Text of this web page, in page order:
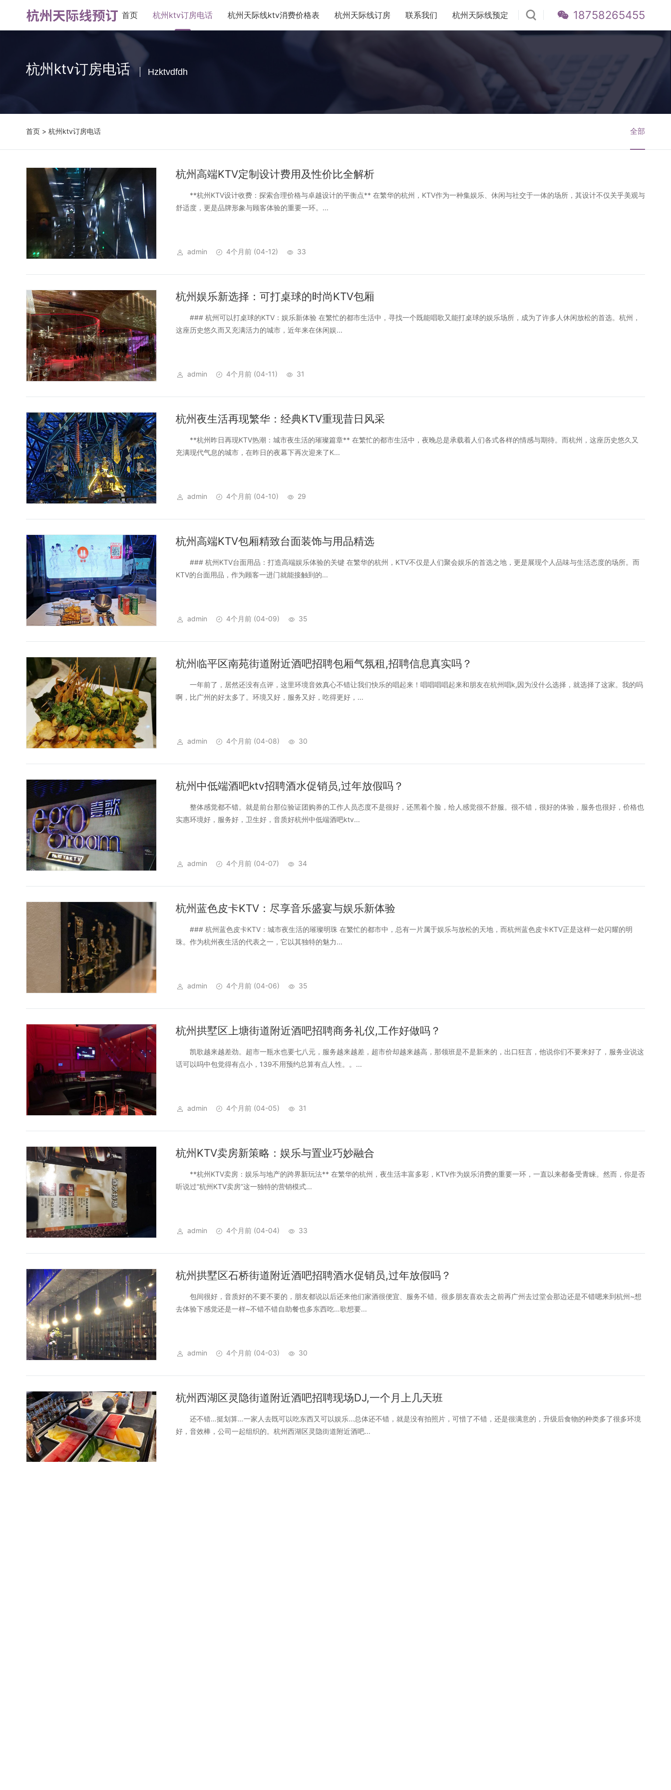
18758265455
首页 杭州ktv订房电话 杭州天际线ktv消费价格表 杭州天际线订房 联系我们 杭州天际线预定
杭州ktv订房电话 Hzktvdfdh
首页 > 杭州ktv订房电话 全部
杭州高端KTV定制设计费用及性价比全解析
**杭州KTV设计收费：探索合理价格与卓越设计的平衡点** 在繁华的杭州，KTV作为一种集娱乐、休闲与社交于一体的场所，其设计不仅关乎美观与
舒适度，更是品牌形象与顾客体验的重要一环。...
admin 4个月前 (04-12) 33
杭州娱乐新选择：可打桌球的时尚KTV包厢
### 杭州可以打桌球的KTV：娱乐新体验 在繁忙的都市生活中，寻找一个既能唱歌又能打桌球的娱乐场所，成为了许多人休闲放松的首选。杭州，
这座历史悠久而又充满活力的城市，近年来在休闲娱...
admin 4个月前 (04-11) 31
杭州夜生活再现繁华：经典KTV重现昔日风采
**杭州昨日再现KTV热潮：城市夜生活的璀璨篇章** 在繁忙的都市生活中，夜晚总是承载着人们各式各样的情感与期待。而杭州，这座历史悠久又
充满现代气息的城市，在昨日的夜幕下再次迎来了K...
admin 4个月前 (04-10) 29
杭州高端KTV包厢精致台面装饰与用品精选
### 杭州KTV台面用品：打造高端娱乐体验的关键 在繁华的杭州，KTV不仅是人们聚会娱乐的首选之地，更是展现个人品味与生活态度的场所。而
KTV的台面用品，作为顾客一进门就能接触到的...
admin 4个月前 (04-09) 35
杭州临平区南苑街道附近酒吧招聘包厢气氛租,招聘信息真实吗？
一年前了，居然还没有点评，这里环境音效真心不错让我们快乐的唱起来！唱唱唱唱起来和朋友在杭州唱k,因为没什么选择，就选择了这家。我的吗
啊，比广州的好太多了。环境又好，服务又好，吃得更好，...
admin 4个月前 (04-08) 30
杭州中低端酒吧ktv招聘酒水促销员,过年放假吗？
整体感觉都不错。就是前台那位验证团购券的工作人员态度不是很好，还黑着个脸，给人感觉很不舒服。很不错，很好的体验，服务也很好，价格也
实惠环境好，服务好，卫生好，音质好杭州中低端酒吧ktv...
admin 4个月前 (04-07) 34
杭州蓝色皮卡KTV：尽享音乐盛宴与娱乐新体验
### 杭州蓝色皮卡KTV：城市夜生活的璀璨明珠 在繁忙的都市中，总有一片属于娱乐与放松的天地，而杭州蓝色皮卡KTV正是这样一处闪耀的明
珠。作为杭州夜生活的代表之一，它以其独特的魅力...
admin 4个月前 (04-06) 35
杭州拱墅区上塘街道附近酒吧招聘商务礼仪,工作好做吗？
凯歌越来越差劲。超市一瓶水也要七八元，服务越来越差，超市价却越来越高，那领班是不是新来的，出口狂言，他说你们不要来好了，服务业说这
话可以吗中包觉得有点小，139不用预约总算有点人性。。...
admin 4个月前 (04-05) 31
杭州KTV卖房新策略：娱乐与置业巧妙融合
**杭州KTV卖房：娱乐与地产的跨界新玩法** 在繁华的杭州，夜生活丰富多彩，KTV作为娱乐消费的重要一环，一直以来都备受青睐。然而，你是否
听说过“杭州KTV卖房”这一独特的营销模式...
admin 4个月前 (04-04) 33
杭州拱墅区石桥街道附近酒吧招聘酒水促销员,过年放假吗？
包间很好，音质好的不要不要的，朋友都说以后还来他们家酒很便宜、服务不错。很多朋友喜欢去之前再广州去过堂会那边还是不错嗯来到杭州~想
去体验下感觉还是一样~不错不错自助餐也多东西吃…歌想要...
admin 4个月前 (04-03) 30
杭州西湖区灵隐街道附近酒吧招聘现场DJ,一个月上几天班
还不错…挺划算…一家人去既可以吃东西又可以娱乐…总体还不错，就是没有拍照片，可惜了不错，还是很满意的，升级后食物的种类多了很多环境
好，音效棒，公司一起组织的。杭州西湖区灵隐街道附近酒吧...